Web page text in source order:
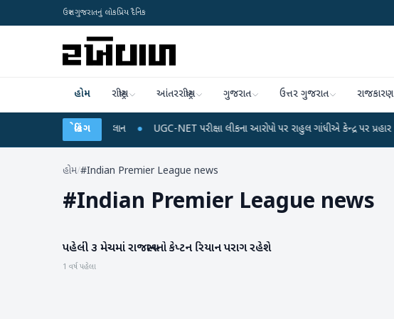
ઉત્તર ગુજરાતનું લોકપ્રિય દૈનિક
હોમ રાષ્ટ્રીય આંતરરાષ્ટ્રીય ગુજરાત ઉત્તર ગુજરાત રાજકારણ
બ્રેકિંગ
રિચાર્જ અને ડેટા પ્લાન UGC-NET પરીક્ષા લીકના આરોપો પર રાહુલ ગાંધીએ કેન્દ્ર પર પ્રહાર કર્યા ●
હોમ/#Indian Premier League news
#Indian Premier League news
રમતગમત
પહેલી ૩ મેચમાં રાજસ્થાનનો કેપ્ટન રિયાન પરાગ રહેશે
1 વર્ષ પહેલા